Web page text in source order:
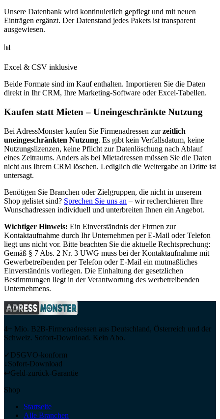
Unsere Datenbank wird kontinuierlich gepflegt und mit neuen
Einträgen ergänzt. Der Datenstand jedes Pakets ist transparent
ausgewiesen.
📊
Excel & CSV inklusive
Beide Formate sind im Kauf enthalten. Importieren Sie die Daten
direkt in Ihr CRM, Ihre Marketing-Software oder Excel-Tabellen.
Kaufen statt Mieten – Uneingeschränkte Nutzung
Bei AdressMonster kaufen Sie Firmenadressen zur zeitlich
uneingeschränkten Nutzung. Es gibt kein Verfallsdatum, keine
Nutzungslizenzen, keine Pflicht zur Datenlöschung nach Ablauf
eines Zeitraums. Anders als bei Mietadressen müssen Sie die Daten
nicht aus Ihrem CRM löschen. Lediglich die Weitergabe an Dritte ist
untersagt.
Benötigen Sie Branchen oder Zielgruppen, die nicht in unserem
Shop gelistet sind? Sprechen Sie uns an – wir recherchieren Ihre
Wunschadressen individuell und unterbreiten Ihnen ein Angebot.
Wichtiger Hinweis: Ein Einverständnis der Firmen zur
Kontaktaufnahme durch Ihr Unternehmen per E-Mail oder Telefon
liegt uns nicht vor. Bitte beachten Sie die aktuelle Rechtsprechung:
Gemäß § 7 Abs. 2 Nr. 3 UWG muss bei der Kontaktaufnahme mit
Gewerbetreibenden per Telefon oder E-Mail ein mutmaßliches
Einverständnis vorliegen. Die Einhaltung der gesetzlichen
Bestimmungen liegt in der Verantwortung des werbetreibenden
Unternehmens.
4+ Mio. B2B-Firmenadressen aus Deutschland, Österreich und der
Schweiz. Sofort-Download. Kein Abo.
✓ DSGVO-konform
↓Sofort-Download
↩Geld-zurück-Garantie
Shop
Startseite
Alle Branchen